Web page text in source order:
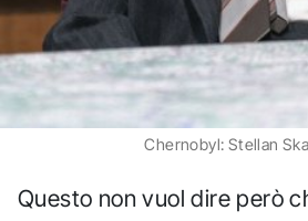
Chernobyl: Stellan
Questo non vuol dire però